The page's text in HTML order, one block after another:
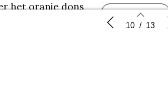
Foto’s Spreken 10 / 13
het oranje dons
mooi naar voren.
uit het kader
Fotogalerij